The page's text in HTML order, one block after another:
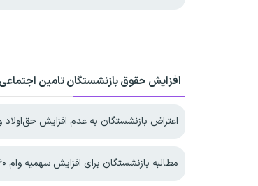
افزایش حقوق بازنشستگان تامین اجتماعی
اعتراض بازنشستگان به عدم افزایش حق‌اولاد و
مطالبه بازنشستگان برای افزایش سهمیه‌ وام ۶۰ میلیونی